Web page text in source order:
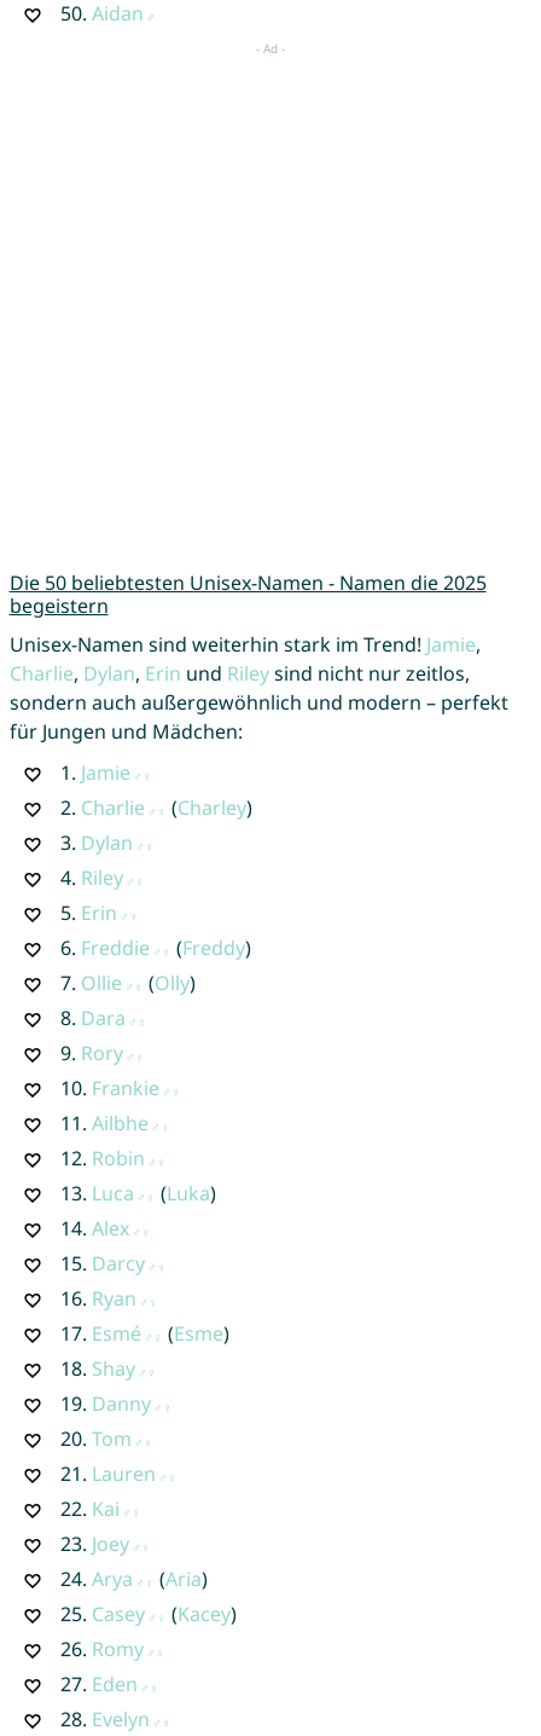
50. Aidan
Die 50 beliebtesten Unisex-Namen - Namen die 2025
begeistern
Unisex-Namen sind weiterhin stark im Trend! Jamie,
Charlie, Dylan, Erin und Rileysind nicht nur zeitlos,
sondern auch außergewöhnlich und modern – perfekt
für Jungen und Mädchen:
1. Jamie
2. Charlie (Charley)
3. Dylan
4. Riley
5. Erin
6. Freddie (Freddy)
7. Ollie (Olly)
8. Dara
9. Rory
10. Frankie
11. Ailbhe
12. Robin
13. Luca (Luka)
14. Alex
15. Darcy
16. Ryan
17. Esmé (Esme)
18. Shay
19. Danny
20. Tom
21. Lauren
22. Kai
23. Joey
24. Arya (Aria)
25. Casey (Kacey)
26. Romy
27. Eden
28. Evelyn